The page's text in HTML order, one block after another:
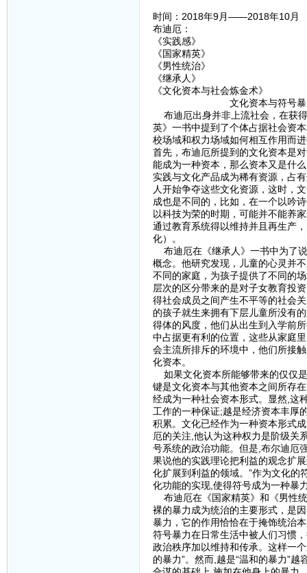
时间：2018年9月——2018年10月
布迪厄：
《实践感》
《国家精英》
《男性统治》
《继承人》
《文化资本与社会炼金术》
文化资本与符号暴力在
布迪厄出身并非上流社会，在获
英》一书中提到了个体占据社会资
校场域和权力场域如何相互作用而
首先，布迪厄所提到的文化资本是
能成为一种资本，那么资本又是什
实践与文化产品成为稀有资源，占
人开始争夺这些文化资源，这时，
成也是不同的，比如，在一个以吟
以科技为荣的时期，可能并不能养
通过教育系统得以维持并且再生产
化）。
布迪厄在《继承人》一书中为了
概念。他研究发现，儿童的心灵并
不同的家庭，为孩子提供了不同的
层次的区分带来的是对子女教育投
得社会成员之间产生不平等的社会
的孩子就生来拥有下层儿童所没有
得体的风度，他们从出生到入学前
中占据更有利的位置，这些从家庭
会主流所排斥的环境中，他们所接
化资本。
如果文化资本所能够带来的仅仅
键是文化资本与其他资本之间所存
经成为一种社会资本形式。显然,这
工作的一种保证;越是经济资本丰厚
积累。文化已经作为一种资本形式
厄的关注,他认为这种权力是阶级关
号系统的政治功能。但是,布尔迪厄
果说他的实践理论把利益的观念扩
化扩展到利益的领域。”作为文化的
化功能的实现,使得符号成为一种暴
布迪厄在《国家精英》和《男性
裸的暴力成为统治的主要形式，是
暴力，它的作用恰恰在于掩饰统治
符号暴力在日常生活中被人们习惯
政治秩序加以维持和传承。这样一
的暴力”。然而,越是“温和的暴力”